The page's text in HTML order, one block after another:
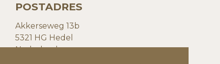
POSTADRES
Akkerseweg 13b
5321 HG Hedel
Nederland